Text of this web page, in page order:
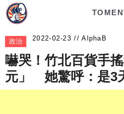
政治 AlphaB
嚇哭！竹北百貨手
元」 她驚呼：是3